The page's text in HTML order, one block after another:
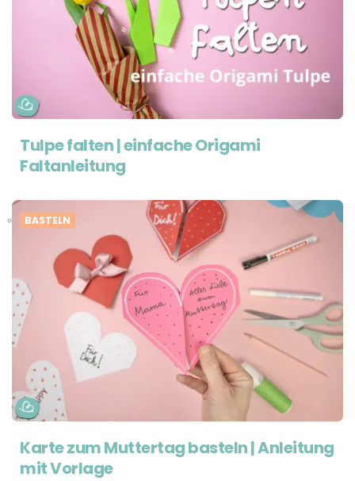
Tulpe falten | einfache Origami
Faltanleitung
BASTELN
Karte zum Muttertag basteln | Anleitung
mit Vorlage